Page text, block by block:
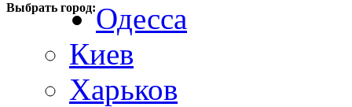
Выбрать город:Одесса
Киев
Харьков